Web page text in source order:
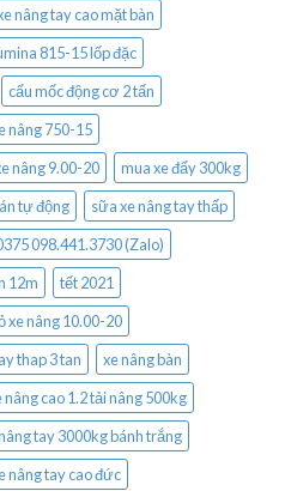
nâng tay cao mặt bàn
815-15 lốp đặc
cẩu mốc động cơ 2 tấn
nâng 750-15
nâng 9.00-20
mua xe đẩy 300kg
tự động
sữa xe nâng tay thấp
098.441.3730 (Zalo)
12m
tết 2021
xe nâng 10.00-20
thap 3 tan
xe nâng bàn
nâng cao 1.2 tải nâng 500kg
tay 3000kg bánh trắng
nâng tay cao đức